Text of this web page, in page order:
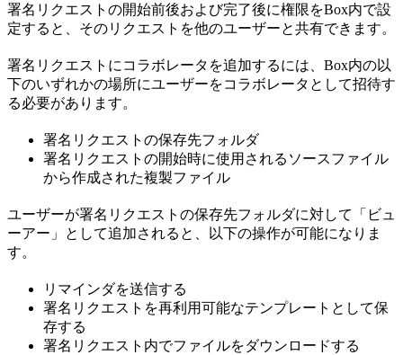
署名リクエストの開始前後および完了後に権限をBox内で設
定すると、そのリクエストを他のユーザーと共有できます。
署名リクエストにコラボレータを追加するには、Box内の以
下のいずれかの場所にユーザーをコラボレータとして招待す
る必要があります。
署名リクエストの保存先フォルダ
署名リクエストの開始時に使用されるソースファイル
から作成された複製ファイル
ユーザーが署名リクエストの保存先フォルダに対して「ビュ
ーアー」として追加されると、以下の操作が可能になりま
す。
リマインダを送信する
署名リクエストを再利用可能なテンプレートとして保
存する
署名リクエスト内でファイルをダウンロードする